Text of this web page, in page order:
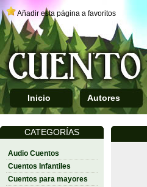
Añadir esta página a favoritos
Inicio Autores
CATEGORÍAS
Audio Cuentos
Cuentos Infantiles
Cuentos para mayores